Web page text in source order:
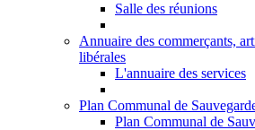
Salle des réunions
Annuaire des commerçants,
libérales
L'annuaire des services
Plan Communal de
Plan Communal de